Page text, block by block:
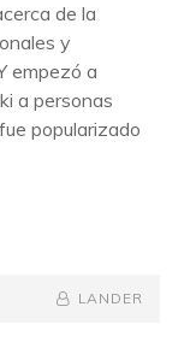
de la
y
empezó a
a personas
popularizado
BY
BYLINE
LANDER